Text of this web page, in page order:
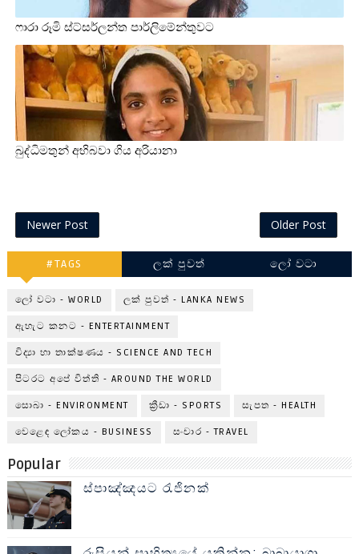
ෆාරා රූමි ස්ට්සර්ලන්ත පාර්ලිමේන්තුවට
බුද්ධිමතුන් අභිබවා ගිය අරියානා
Newer Post Older Post
#TAGS ලක් පුවත් ලෝ වටා
ලෝ වටා - WORLD ලක් පුවත් - LANKA NEWS
ඇහැට කනට - ENTERTAINMENT
විද්‍යා හා තාක්ෂණය - SCIENCE AND TECH
පිටරට අපේ විත්ති - AROUND THE WORLD
සොබා - ENVIRONMENT ක්‍රීඩා - SPORTS සැපත - HEALTH
වෙළෙඳ ලෝකය - BUSINESS සංචාර - TRAVEL
Popular
ස්පාඤ්ඤයට රැජිනක්